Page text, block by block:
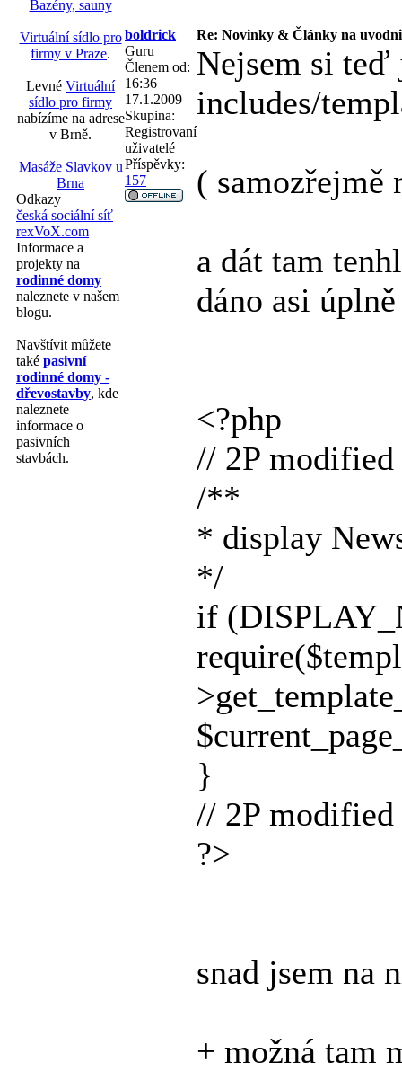
Bazény, sauny
Virtuální sídlo pro
firmy v Praze.
Levné Virtuální
sídlo pro firmy
nabízíme na adrese
v Brně.
Masáže Slavkov u
Brna
Odkazy
česká sociální síť
rexVoX.com
Informace a
projekty na
rodinné domy
naleznete v našem
blogu.
Navštívit můžete
také pasivní
rodinné domy -
dřevostavby, kde
naleznete
informace o
pasivních
stavbách.
boldrick
Re: Novinky & Články na
Guru
Členem od:
16:36
17.1.2009
Skupina:
Registrovaní
uživatelé
Příspěvky:
157
Nejsem si
includes/
( samozřejmě
a dát tam
dáno asi
<?php
// 2P
/**
* display
*/
if
}
// 2P
?>
snad jsem na
+ možná tam